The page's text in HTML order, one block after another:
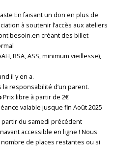
En faisant un don en plus de
à soutenir l’accès aux ateliers
besoin.en créant des billet
RSA, ASS, minimum vieillesse),
il y en a.
la responsabilité d’un parent.
Prix libre à partir de 2€
valable jusque fin Août 2025
du samedi précédent
accessible en ligne ! Nous
de places restantes ou si